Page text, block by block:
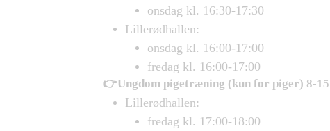
onsdag kl. 16:30-17:30
Lillerødhallen:
onsdag kl. 16:00-17:00
fredag kl. 16:00-17:00
👉Ungdom pigetræning (kun for piger) 8-15
Lillerødhallen:
fredag kl. 17:00-18:00